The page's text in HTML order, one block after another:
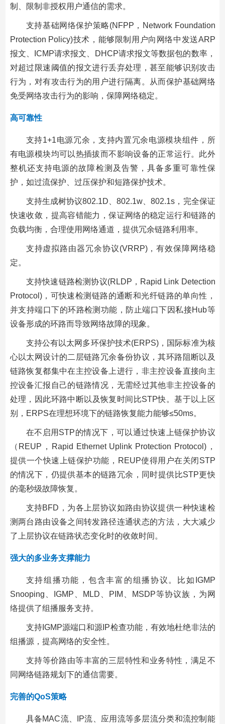
制、限制非授权用户通信的需求。
支持基础网络保护策略(NFPP，Network Foundation
Protection Policy)技术，能够限制用户向网络中发送ARP
报文、ICMP请求报文、DHCP请求报文等数据包的数率，
对超过限速阈值的报文进行丢弃处理，甚至能够识别攻击
行为，对有攻击行为的用户进行隔离。从而保护基础网络
免受网络攻击行为的影响，保障网络稳定。
高可靠性
支持1+1电源冗余，支持内置冗余电源模块组件，所
有电源模块均可以热插拔而不影响设备的正常运行。此外
整机还支持电源的故障检测及告警，具备多重可靠性保
护，如过流保护、过压保护和短路保护技术。
支持生成树协议802.1D、802.1w、802.1s，完全保证
快速收敛，提高容错能力，保证网络的稳定运行和链路的
负载均衡，合理使用网络通道，提供冗余链路利用率。
支持虚拟路由器冗余协议(VRRP)，有效保障网络稳
定。
支持快速链路检测协议(RLDP，Rapid Link Detection
Protocol)，可快速检测链路的通断和光纤链路的单向性，
并支持端口下的环路检测功能，防止端口下因私接Hub等
设备形成的环路而导致网络故障的现象。
支持公有以太网多环保护技术(ERPS)，国际标准为核
心以太网设计的二层链路冗余备份协议，其环路阻断以及
链路恢复都集中在主控设备上进行，非主控设备直接向主
控设备汇报自己的链路情况，无需经过其他非主控设备的
处理，因此环路中断以及恢复时间比STP快。基于以上区
别，ERPS在理想环境下的链路恢复能力能够≤50ms。
在不启用STP的情况下，可以通过快速上链保护协议
（REUP，Rapid Ethernet Uplink Protection Protocol)，
提供一个快速上链保护功能，REUP使得用户在关闭STP
的情况下，仍提供基本的链路冗余，同时提供比STP更快
的毫秒级故障恢复。
支持BFD，为各上层协议如路由协议提供一种快速检
测两台路由设备之间转发路径连通状态的方法，大大减少
了上层协议在链路状态变化时的收敛时间。
强大的多业务支撑能力
支持组播功能，包含丰富的组播协议。比如IGMP
Snooping、IGMP、MLD、PIM、MSDP等协议族，为网
络提供了组播服务支持。
支持IGMP源端口和源IP检查功能，有效地杜绝非法的
组播源，提高网络的安全性。
支持等价路由等丰富的三层特性和业务特性，满足不
同网络链路规划下的通信需要。
完善的QoS策略
具备MAC流、IP流、应用流等多层流分类和流控制能